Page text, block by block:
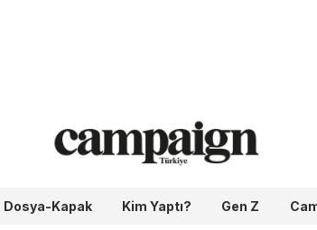
Dosya-Kapak Kim Yaptı? Gen Z